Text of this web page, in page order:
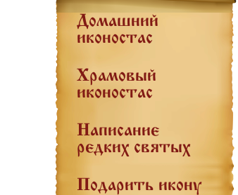
Домашний
иконостас
Храмовый
иконостас
Написание
редких святых
Подарить икону